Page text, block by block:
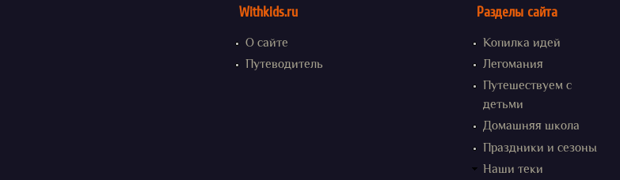
Withkids.ru
О сайте
Путеводитель
Разделы сайта
Копилка идей
Легомания
Путешествуем с
детьми
Домашняя школа
Праздники и сезоны
Наши теки